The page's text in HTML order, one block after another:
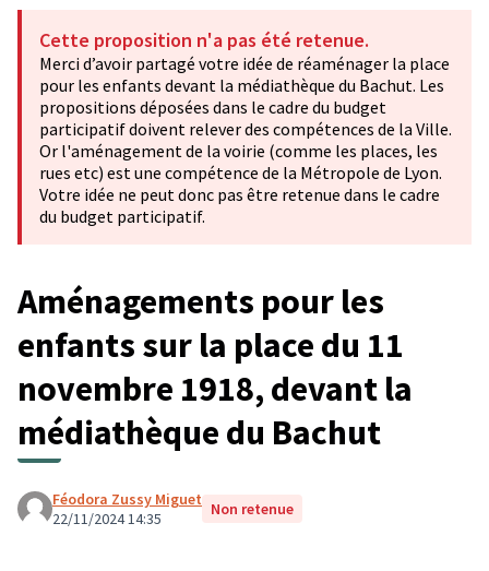
Cette proposition n'a pas été retenue.
Merci d’avoir partagé votre idée de réaménager la place
pour les enfants devant la médiathèque du Bachut. Les
propositions déposées dans le cadre du budget
participatif doivent relever des compétences de la Ville.
Or l'aménagement de la voirie (comme les places, les
rues etc) est une compétence de la Métropole de Lyon.
Votre idée ne peut donc pas être retenue dans le cadre
du budget participatif.
Aménagements pour les
enfants sur la place du 11
novembre 1918, devant la
médiathèque du Bachut
Féodora Zussy Miguet
22/11/2024 14:35
Non retenue